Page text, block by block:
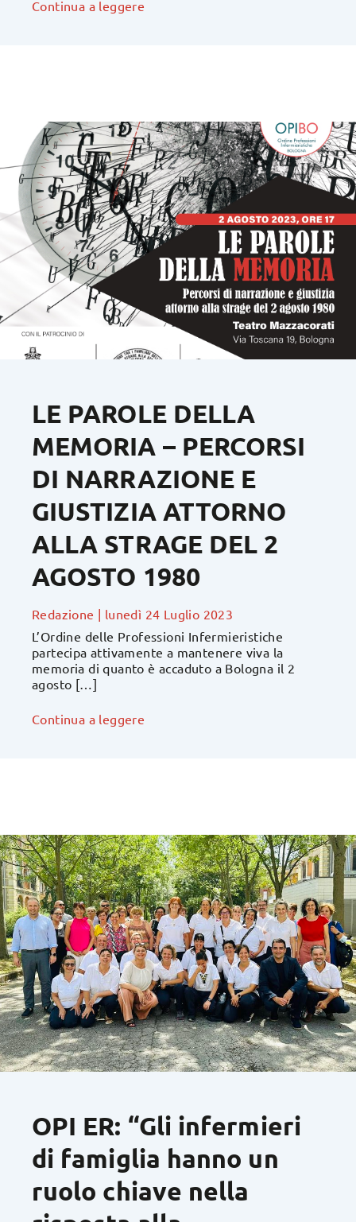
Continua a leggere
LE PAROLE DELLA
MEMORIA – PERCORSI
DI NARRAZIONE E
GIUSTIZIA ATTORNO
ALLA STRAGE DEL 2
AGOSTO 1980
Redazione | lunedì 24 Luglio 2023
L’Ordine delle Professioni Infermieristiche
partecipa attivamente a mantenere viva la
memoria di quanto è accaduto a Bologna il 2
agosto […]
Continua a leggere
OPI ER: “Gli infermieri
di famiglia hanno un
ruolo chiave nella